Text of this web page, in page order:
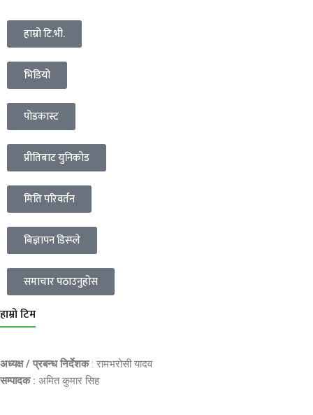
हाम्रो टि.भी.
भिडियो
पोडकास्ट
प्रीतिबाट युनिकोड
मिति परिवर्तन
बिज्ञापन डिस्प्ले
समाचार पठाउनुहोस
हाम्रो टिम
अध्यक्ष / प्रबन्ध निर्देशक: रामभरोसी यादव
सम्पादक : अमित कुमार सिह